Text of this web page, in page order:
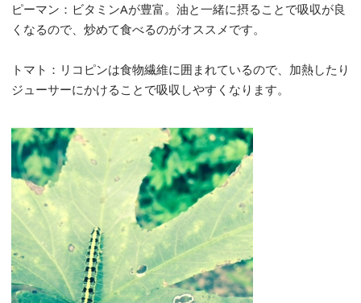
ピーマン：ビタミンAが豊富。油と一緒に摂ることで吸収が良
くなるので、炒めて食べるのがオススメです。
トマト：リコピンは食物繊維に囲まれているので、加熱したり
ジューサーにかけることで吸収しやすくなります。